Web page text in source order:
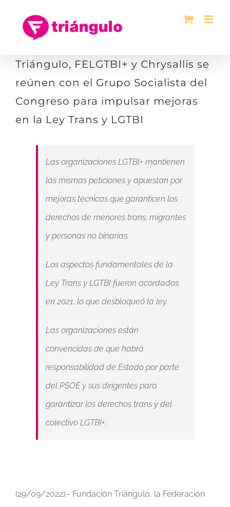
Triángulo, FELGTBI+ y Chrysallis se
reúnen con el Grupo Socialista del
Congreso para impulsar mejoras
en la Ley Trans y LGTBI
Las organizaciones LGTBI+ mantienen
las mismas peticiones y apuestan por
mejoras técnicas que garanticen los
derechos de menores trans, migrantes
y personas no binarias.
Los aspectos fundamentales de la
Ley Trans y LGTBI fueron acordados
en 2021, lo que desbloqueó la ley.
Las organizaciones están
convencidas de que habrá
responsabilidad de Estado por parte
del PSOE y sus dirigentes para
garantizar los derechos trans y del
colectivo LGTBI+.
(29/09/2022).- Fundación Triángulo, la Federación